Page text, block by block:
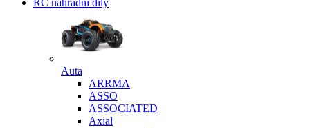
RC náhradní díly
Auta
ARRMA
ASSO
ASSOCIATED
Axial